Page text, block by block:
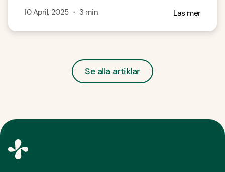
10 April, 2025・ 3 min Läs mer
Se alla artiklar